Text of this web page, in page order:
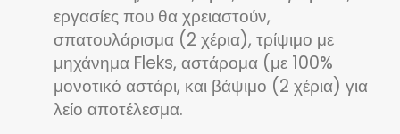
εργασίες που θα χρειαστούν,
σπατουλάρισμα (2 χέρια), τρίψιμο με
μηχάνημα Fleks, αστάρομα (με 100%
μονοτικό αστάρι, και βάψιμο (2 χέρια) για
λείο αποτέλεσμα.